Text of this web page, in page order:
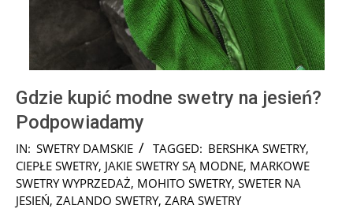
Gdzie kupić modne swetry na jesień?
Podpowiadamy
2026-
07-
30
IN: SWETRY DAMSKIE TAGGED: BERSHKA SWETRY,
CIEPŁE SWETRY, JAKIE SWETRY SĄ MODNE, MARKOWE
SWETRY WYPRZEDAŻ, MOHITO SWETRY, SWETER NA
JESIEŃ, ZALANDO SWETRY, ZARA SWETRY